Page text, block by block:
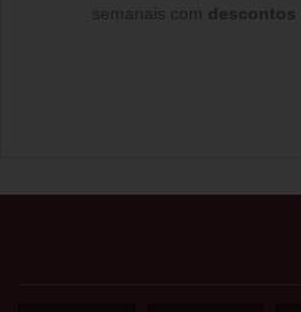
semanais com descontos